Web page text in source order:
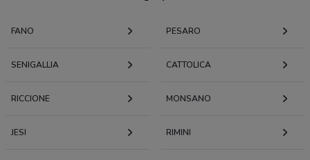
FANO PESARO
SENIGALLIA CATTOLICA
RICCIONE MONSANO
JESI RIMINI